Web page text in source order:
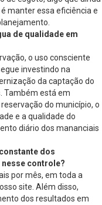
manter essa eficiência e
de qualidade em
o uso consciente
investindo na
da captação do
Também está em
do município, o
e a qualidade do
diário dos mananciais
dos
controle?
por mês, em toda a
site. Além disso,
dos resultados em